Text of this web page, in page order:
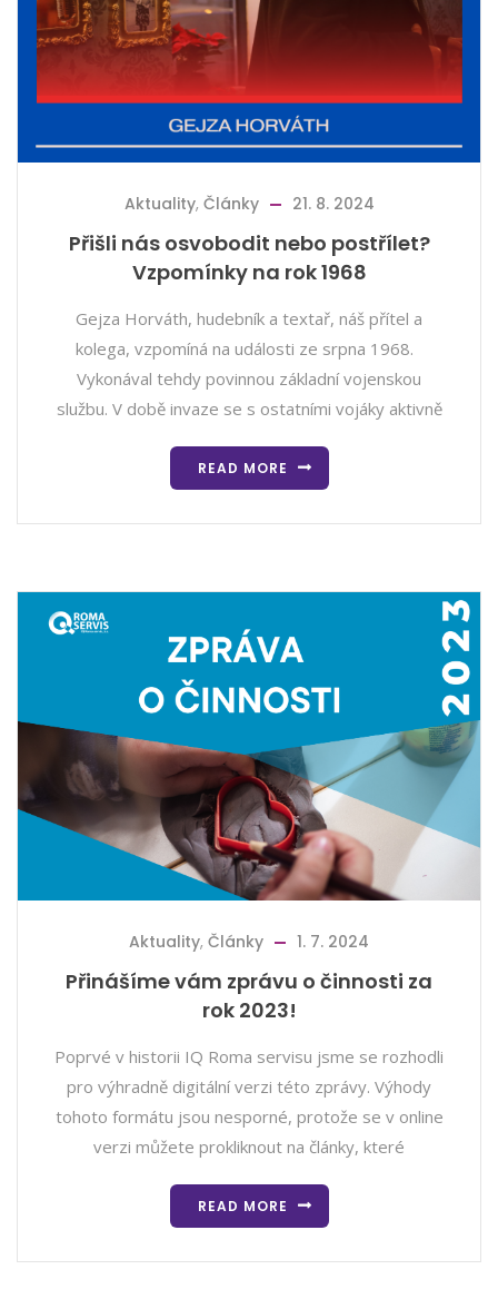
Aktuality, Články 21. 8. 2024
Přišli nás osvobodit nebo postřílet?
Vzpomínky na rok 1968
Gejza Horváth, hudebník a textař, náš přítel a
kolega, vzpomíná na události ze srpna 1968.
Vykonával tehdy povinnou základní vojenskou
službu. V době invaze se s ostatními vojáky aktivně
READ MORE
Aktuality, Články 1. 7. 2024
Přinášíme vám zprávu o činnosti za
rok 2023!
Poprvé v historii IQ Roma servisu jsme se rozhodli
pro výhradně digitální verzi této zprávy. Výhody
tohoto formátu jsou nesporné, protože se v online
verzi můžete prokliknout na články, které
READ MORE